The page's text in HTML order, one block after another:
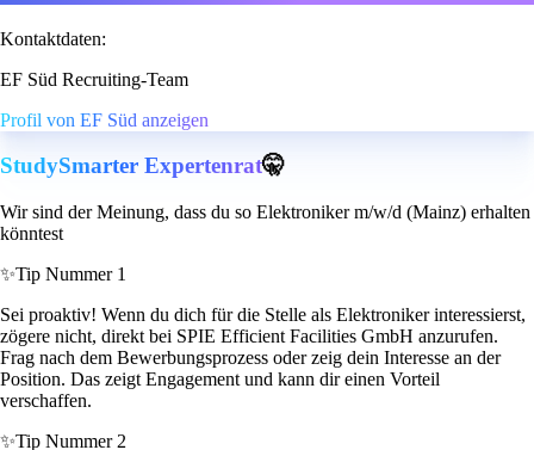
Kontaktdaten:
EF Süd Recruiting-Team
Profil von EF Süd anzeigen
StudySmarter Expertenrat🤫
Wir sind der Meinung, dass du so Elektroniker m/w/d (Mainz) erhalten
könntest
✨Tip Nummer 1
Sei proaktiv! Wenn du dich für die Stelle als Elektroniker interessierst,
zögere nicht, direkt bei SPIE Efficient Facilities GmbH anzurufen.
Frag nach dem Bewerbungsprozess oder zeig dein Interesse an der
Position. Das zeigt Engagement und kann dir einen Vorteil
verschaffen.
✨Tip Nummer 2